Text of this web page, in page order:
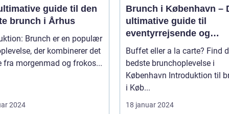
guide til den
brunch i Århus
Brunch er en populær
der kombinerer det
fra morgenmad og frokos...
2024
Brunch i København –
ultimative guide til
eventyrrejsende og
backpackere
Buffet eller a la carte? Find
bedste brunchoplevelse i
København Introduktion til brunch
i Køb...
18 januar 2024